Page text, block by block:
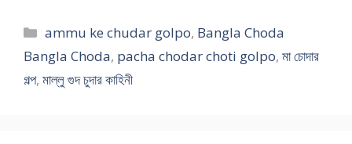
Categories
ammu ke chudar golpo, Bangla Choda
Bangla Choda, pacha chodar choti golpo, মা চোদার
গল্প, মাল্লু গুদ চুদার কাহিনী